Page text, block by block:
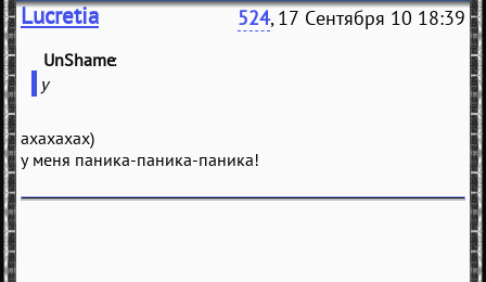
Lucretia 524, 17 Сентября 10 18:39
UnShame
у
ахахахах)
у меня паника-паника-паника!